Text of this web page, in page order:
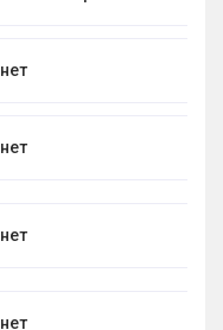
нет
нет
нет
нет